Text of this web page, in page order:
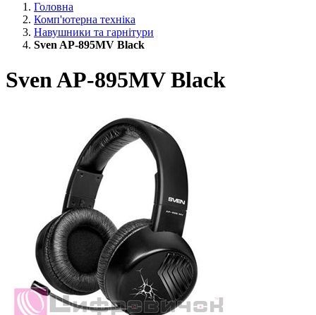
Головна
Комп'ютерна техніка
Навушники та гарнітури
Sven AP-895MV Black
Sven AP-895MV Black